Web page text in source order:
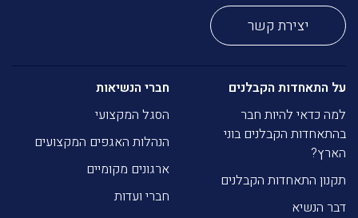
יצירת קשר
על התאחדות הקבלנים
למה כדאי להיות חבר
בהתאחדות הקבלנים בוני
הארץ?
תקנון התאחדות הקבלנים
דבר הנשיא
חברי הנשיאות
הסגל המקצועי
הנהלות האגפים המקצועים
ארגונים מקומיים
חברי ועדות